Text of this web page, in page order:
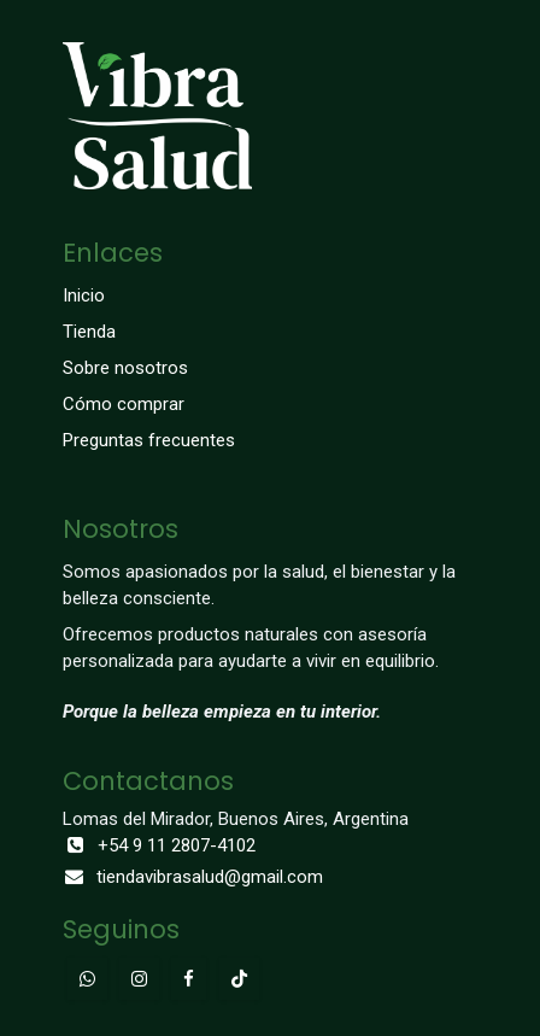
Enlaces
Inicio
Tienda
Sobre nosotros
Cómo comprar
Preguntas frecuentes
Nosotros
Somos apasionados por la salud, el bienestar y la
belleza consciente.
Ofrecemos productos naturales con asesoría
personalizada para ayudarte a vivir en equilibrio.
Porque la belleza empieza en tu interior.
Contactanos
Lomas del Mirador, Buenos Aires, Argentina
+54 9 11 2807-4102
tiendavibrasalud@gmail.com
Seguinos